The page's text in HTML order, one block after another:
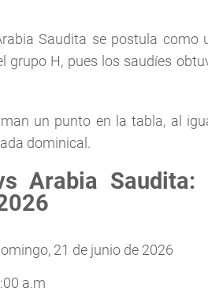
Saudita se postula
grupo H, pues los saudíes
un punto en la tabla, al
dominical.
Arabia
21 de junio de 2026
a.m